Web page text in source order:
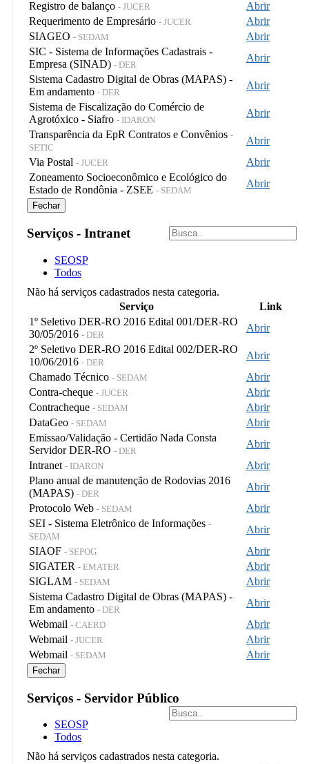
Registro de balanço - JUCER
Abrir
Requerimento de Empresário - JUCER
Abrir
SIAGEO - SEDAM
Abrir
SIC - Sistema de Informações Cadastrais -
Empresa (SINAD) - DER
Abrir
Sistema Cadastro Digital de Obras (MAPAS) -
Em andamento - DER
Abrir
Sistema de Fiscalização do Comércio de
Agrotóxico - Siafro - IDARON
Abrir
Transparência da EpR Contratos e Convênios -
SETIC
Abrir
Via Postal - JUCER
Abrir
Zoneamento Socioeconômico e Ecológico do
Estado de Rondônia - ZSEE - SEDAM
Abrir
Fechar
Serviços - Intranet
SEOSP
Todos
Não há serviços cadastrados nesta categoria.
Serviço
Link
1º Seletivo DER-RO 2016 Edital 001/DER-RO
30/05/2016 - DER
Abrir
2º Seletivo DER-RO 2016 Edital 002/DER-RO
10/06/2016 - DER
Abrir
Chamado Técnico - SEDAM
Abrir
Contra-cheque - JUCER
Abrir
Contracheque - SEDAM
Abrir
DataGeo - SEDAM
Abrir
Emissao/Validação - Certidão Nada Consta
Servidor DER-RO - DER
Abrir
Intranet - IDARON
Abrir
Plano anual de manutenção de Rodovias 2016
(MAPAS) - DER
Abrir
Protocolo Web - SEDAM
Abrir
SEI - Sistema Eletrônico de Informações -
SEDAM
Abrir
SIAOF - SEPOG
Abrir
SIGATER - EMATER
Abrir
SIGLAM - SEDAM
Abrir
Sistema Cadastro Digital de Obras (MAPAS) -
Em andamento - DER
Abrir
Webmail - CAERD
Abrir
Webmail - JUCER
Abrir
Webmail - SEDAM Abrir
Fechar
Serviços - Servidor Público
SEOSP
Todos
Não há serviços cadastrados nesta categoria.